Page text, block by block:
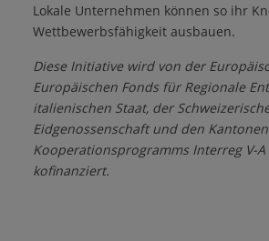
Lokale Unternehmen können so ihr
Wettbewerbsfähigkeit ausbauen.
Diese Initiative wird von der
Europäischen Fonds für Regionale
italienischen Staat, der
Eidgenossenschaft und den
Kooperationsprogramms Interreg V-A
kofinanziert.